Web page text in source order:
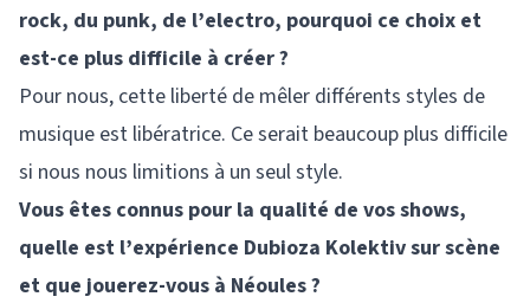
rock, du punk, de l’electro, pourquoi ce choix et
est-ce plus difficile à créer ?
Pour nous, cette liberté de mêler différents styles de
musique est libératrice. Ce serait beaucoup plus difficile
si nous nous limitions à un seul style.
Vous êtes connus pour la qualité de vos shows,
quelle est l’expérience Dubioza Kolektiv sur scène
et que jouerez-vous à Néoules ?